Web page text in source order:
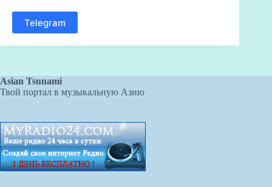
Telegram
Asian Tsunami
Твой портал в музыкальную Азию